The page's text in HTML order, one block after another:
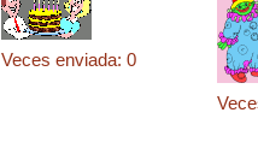
Veces enviada: 0